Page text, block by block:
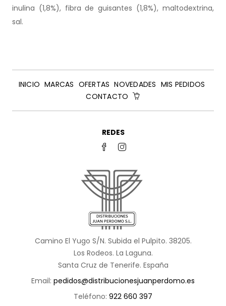
inulina (1,8%), fibra de guisantes (1,8%), maltodextrina,
sal.
INICIO MARCAS OFERTAS NOVEDADES MIS PEDIDOS
CONTACTO
REDES
Camino El Yugo S/N. Subida el Pulpito. 38205.
Los Rodeos. La Laguna.
Santa Cruz de Tenerife. España
Email: pedidos@distribucionesjuanperdomo.es
Teléfono: 922 660 397